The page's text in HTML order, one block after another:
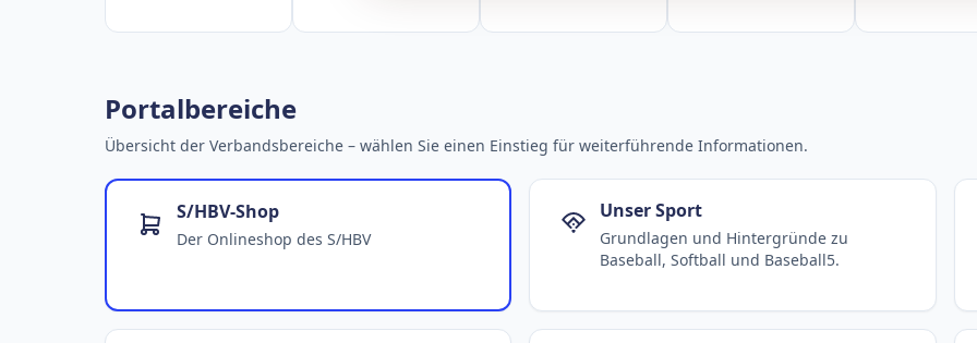
Portalbereiche
Übersicht der Verbandsbereiche – wählen Sie einen Einstieg für weiterführende Informationen.
S/HBV-Shop
Der Onlineshop des S/HBV
Unser Sport
Grundlagen und Hintergründe zu
Baseball, Softball und Baseball5.